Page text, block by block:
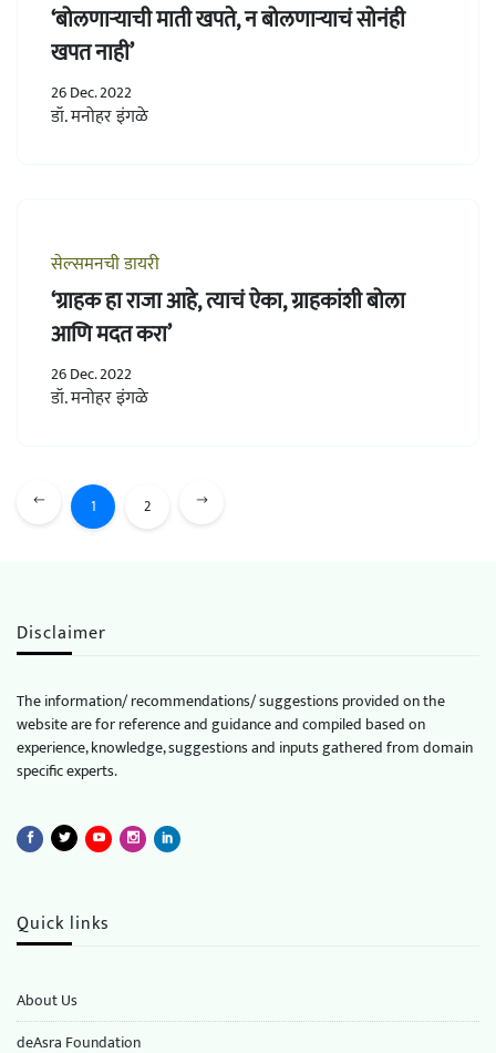
‘बोलणाऱ्याची माती खपते, न बोलणाऱ्याचं सोनंही
खपत नाही’
26 Dec. 2022
डॉ. मनोहर इंगळे
सेल्समनची डायरी
‘ग्राहक हा राजा आहे, त्याचं ऐका, ग्राहकांशी बोला
आणि मदत करा’
26 Dec. 2022
डॉ. मनोहर इंगळे
1 2
Disclaimer
The information/ recommendations/ suggestions provided on the
website are for reference and guidance and compiled based on
experience, knowledge, suggestions and inputs gathered from domain
specific experts.
Quick links
About Us
deAsra Foundation